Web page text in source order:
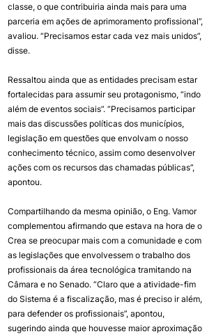
classe, o que contribuiria ainda mais para uma
parceria em ações de aprimoramento profissional”,
avaliou. “Precisamos estar cada vez mais unidos”,
disse.
Ressaltou ainda que as entidades precisam estar
fortalecidas para assumir seu protagonismo, “indo
além de eventos sociais”. “Precisamos participar
mais das discussões políticas dos municípios,
legislação em questões que envolvam o nosso
conhecimento técnico, assim como desenvolver
ações com os recursos das chamadas públicas”,
apontou.
Compartilhando da mesma opinião, o Eng. Vamor
complementou afirmando que estava na hora de o
Crea se preocupar mais com a comunidade e com
as legislações que envolvessem o trabalho dos
profissionais da área tecnológica tramitando na
Câmara e no Senado. “Claro que a atividade-fim
do Sistema é a fiscalização, mas é preciso ir além,
para defender os profissionais”, apontou,
sugerindo ainda que houvesse maior aproximação